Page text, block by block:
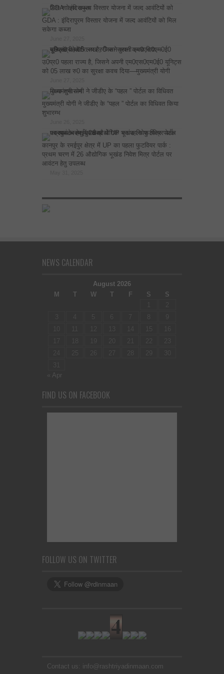
GDA : इंदिरापुरम विस्तार योजना में जल्द आवंटियों को मिल
सकेगा कब्जा
उ0प्र0 पहला राज्य है, जिसने अपनी एम0एस0एम0ई0 यूनिट्स
को 05 लाख रु0 का सुरक्षा कवच दिया—मुख्यमंत्री योगी
मुख्यमंत्री योगी ने जीडीए के “पहल ” पोर्टल का विधिवत किया
शुभारम्भ
कानपुर के रमईपुर क्षेत्र में UP का पहला फुटवियर पार्क :
प्रथम चरण में 26 औद्योगिक भूखंड निवेश मित्र पोर्टल पर
आवंटन हेतु उपलब्ध
NEWS CALENDAR
August 2026
M
T W T F S
S
1
2
3
5 7 8
10
11 12 13 14 15
16
17
18 19 20 21 22
23
24
25 26 27 28 29
30
31
« Apr
FIND US ON FACEBOOK
FOLLOW US ON TWITTER
Contact us: info@rashtriyadinmaan.com